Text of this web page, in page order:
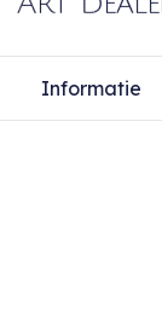
Informatie